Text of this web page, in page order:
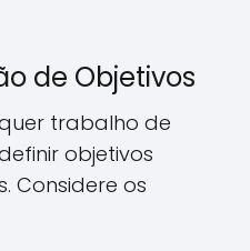
de Objetivos
trabalho de
objetivos
Considere os